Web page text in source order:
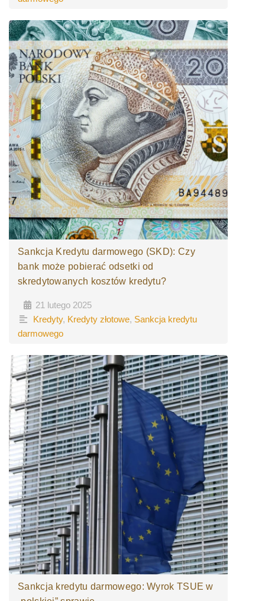
Sankcja Kredytu darmowego (SKD): Czy
bank może pobierać odsetki od
skredytowanych kosztów kredytu?
21 lutego 2025
Kredyty, Kredyty złotowe, Sankcja kredytu
darmowego
Sankcja kredytu darmowego: Wyrok TSUE w